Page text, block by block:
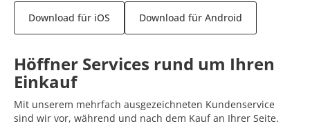
Download für iOS Download für Android
Höffner Services rund um Ihren
Einkauf
Mit unserem mehrfach ausgezeichneten Kundenservice
sind wir vor, während und nach dem Kauf an Ihrer Seite.